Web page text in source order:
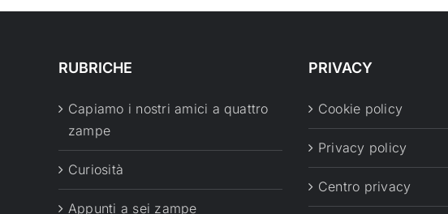
RUBRICHE
Capiamo i nostri amici a quattro
zampe
Curiosità
Appunti a sei zampe
PRIVACY
Cookie policy
Privacy policy
Centro privacy